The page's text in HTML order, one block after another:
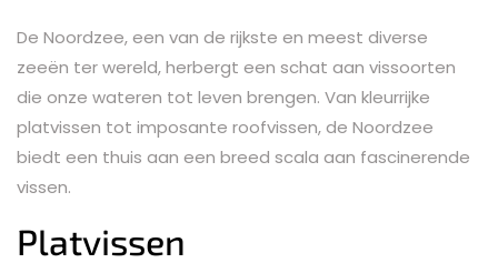
De Noordzee, een van de rijkste en meest diverse
zeeën ter wereld, herbergt een schat aan vissoorten
die onze wateren tot leven brengen. Van kleurrijke
platvissen tot imposante roofvissen, de Noordzee
biedt een thuis aan een breed scala aan fascinerende
vissen.
Platvissen